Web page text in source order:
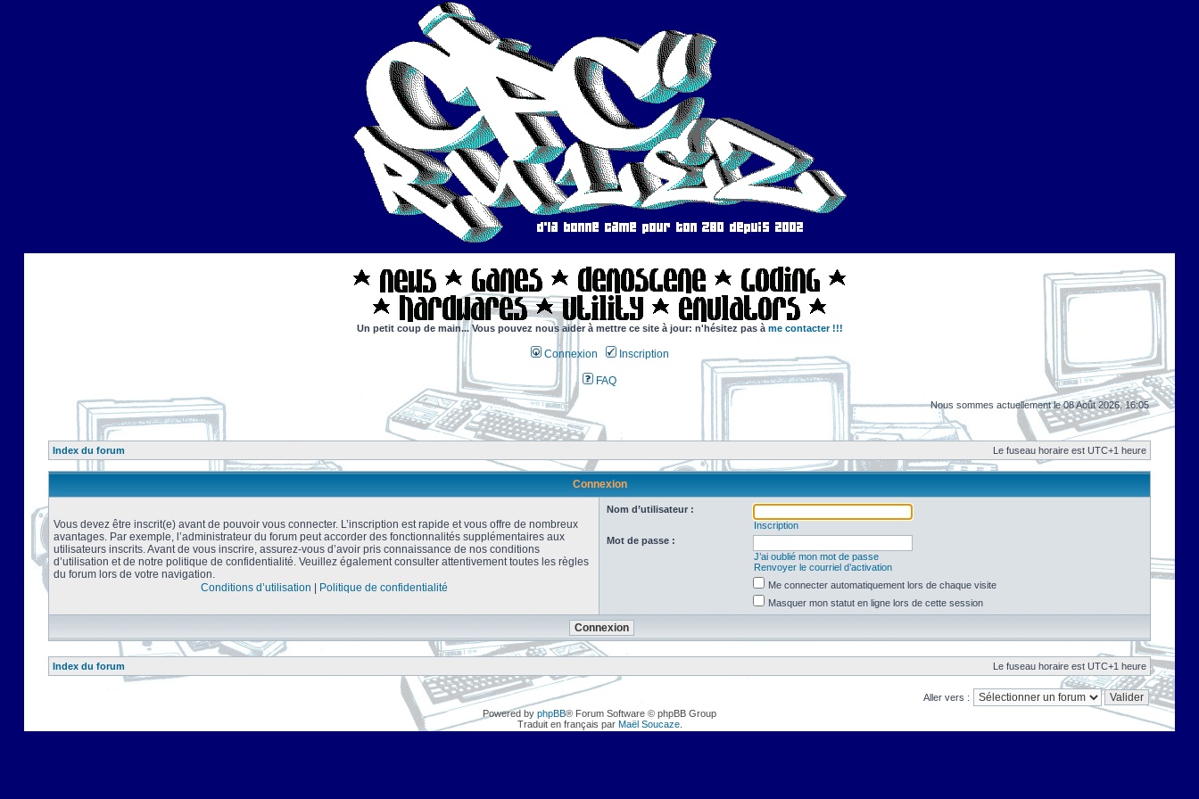
Un petit coup de main... Vous pouvez nous aider à mettre ce site à jour: n'hésitez pas à me contacter !!!
Connexion Inscription
FAQ
Nous sommes actuellement le 08 Août 2026, 16:05
Index du forum Le fuseau horaire est UTC+1 heure
Connexion
Vous devez être inscrit(e) avant de pouvoir vous connecter. L’inscription est rapide et vous offre de nombreux
avantages. Par exemple, l’administrateur du forum peut accorder des fonctionnalités supplémentaires aux
utilisateurs inscrits. Avant de vous inscrire, assurez-vous d’avoir pris connaissance de nos conditions
d’utilisation et de notre politique de confidentialité. Veuillez également consulter attentivement toutes les règles
du forum lors de votre navigation.
Conditions d’utilisation
Politique de confidentialité
Nom d’utilisateur :
Inscription
Mot de passe :
J’ai oublié mon mot de passe
Renvoyer le courriel d’activation
Me connecter automatiquement lors de chaque visite
Masquer mon statut en ligne lors de cette session
Index du forum Le fuseau horaire est UTC+1 heure
Aller vers :
Powered by phpBB® Forum Software © phpBB Group
Traduit en français par Maël Soucaze.